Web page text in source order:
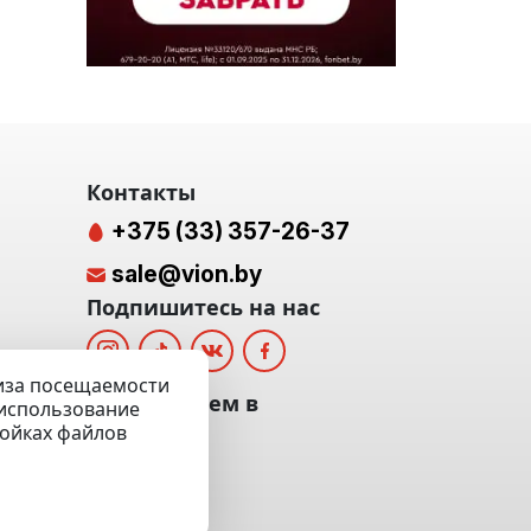
посещаемости
файлов
Контакты
+375 (33) 357-26-37
sale@vion.by
Подпишитесь на нас
Мы отвечаем в